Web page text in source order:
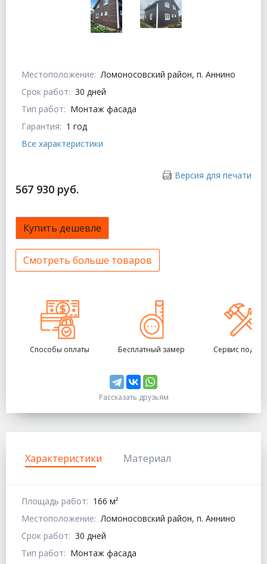
Местоположение: Ломоносовский район, п. Аннино
Срок работ: 30 дней
Тип работ: Монтаж фасада
Гарантия: 1 год
Все характеристики
Версия для печати
567 930 руб.
Купить дешевле
Смотреть больше товаров
Способы оплаты Бесплатный замер Сервис под
Рассказать друзьям
Характеристики Материал
Площадь работ: 166 м²
Местоположение: Ломоносовский район, п. Аннино
Срок работ: 30 дней
Тип работ: Монтаж фасада